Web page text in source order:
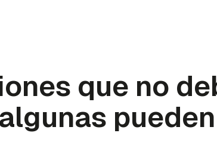
que no